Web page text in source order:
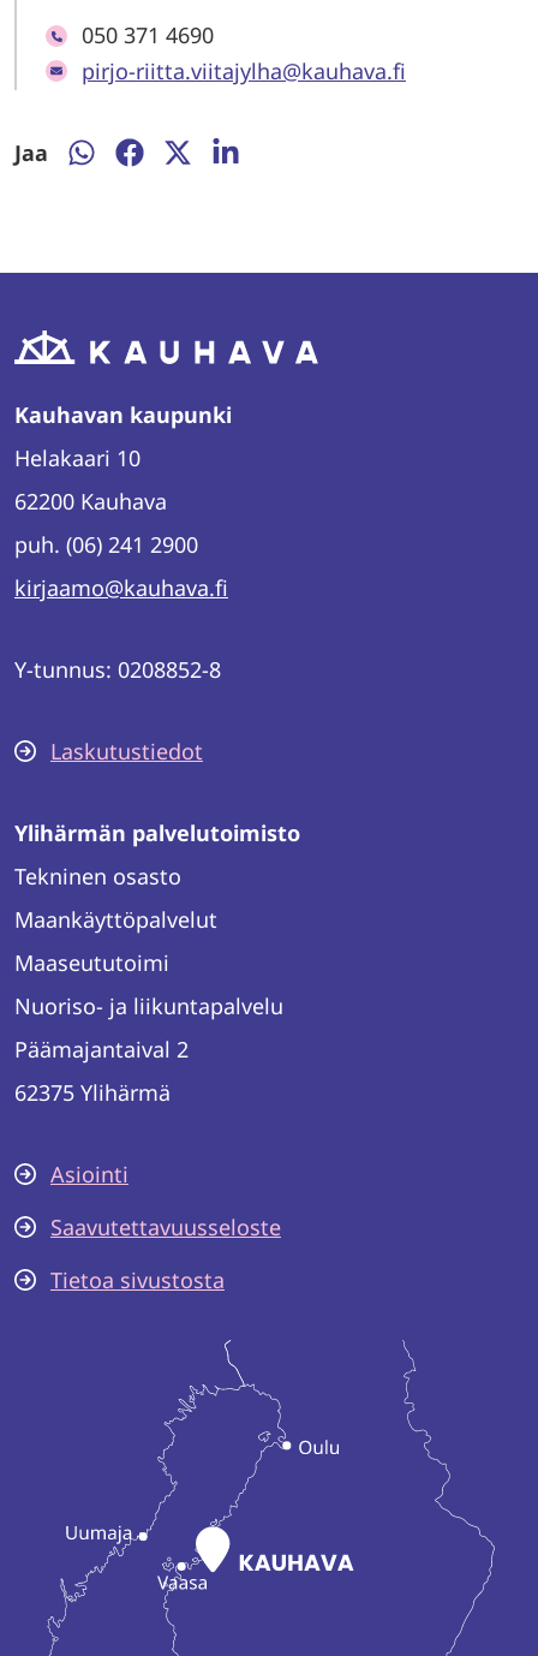
050 371 4690
pirjo-riitta.viitajylha@kauhava.fi
Jaa
Jaa
Jaa
Jaa
Jaa
Kauhavan kaupunki
Helakaari 10
62200 Kauhava
puh. (06) 241 2900
kirjaamo@kauhava.fi
Y-tunnus: 0208852-8
Laskutustiedot
Ylihärmän palvelutoimisto
Tekninen osasto
Maankäyttöpalvelut
Maaseututoimi
Nuoriso- ja liikuntapalvelu
Päämajantaival 2
62375 Ylihärmä
Asiointi
Saavutettavuusseloste
Tietoa sivustosta